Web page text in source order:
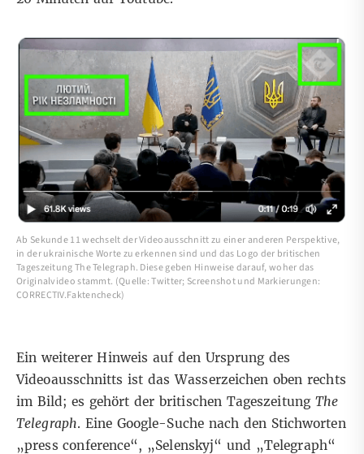
Ab Sekunde 11 wechselt der Videoausschnitt zu einer anderen Perspektive,
in der ukrainische Worte zu erkennen sind und das Logo der britischen
Tageszeitung The Telegraph. Diese geben Hinweise darauf, woher das
Originalvideo stammt. (Quelle: Twitter; Screenshot und Markierungen:
CORRECTIV.Faktencheck)
Ein weiterer Hinweis auf den Ursprung des
Videoausschnitts ist das Wasserzeichen oben rechts
im Bild; es gehört der britischen Tageszeitung The
Telegraph. Eine Google-Suchenach den Stichworten
„press conference“, „Selenskyj“ und „Telegraph“